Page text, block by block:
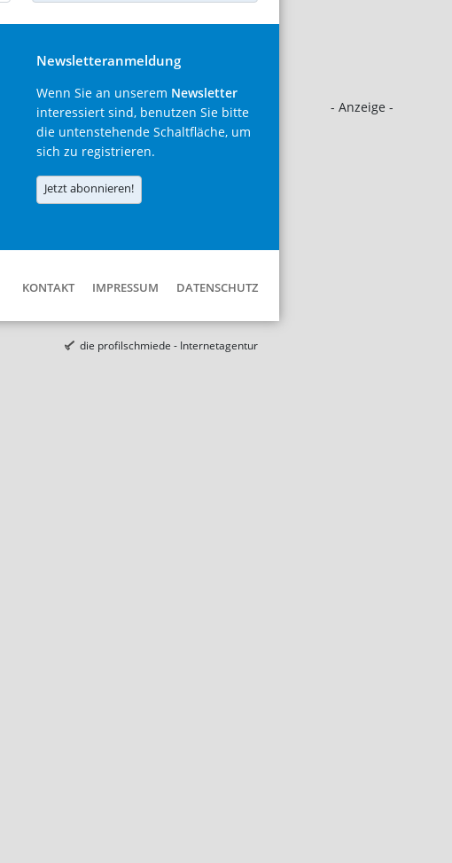
- Anzeige -
Newsletteranmeldung
Wenn Sie an unserem Newsletter
interessiert sind, benutzen Sie bitte
die untenstehende Schaltfläche, um
sich zu registrieren.
Jetzt abonnieren!
KONTAKT IMPRESSUM DATENSCHUTZ
die profilschmiede - Internetagentur